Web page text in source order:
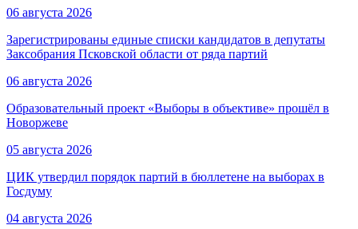
06 августа 2026
Зарегистрированы единые списки кандидатов в депутаты
Заксобрания Псковской области от ряда партий
06 августа 2026
Образовательный проект «Выборы в объективе» прошёл в
Новоржеве
05 августа 2026
ЦИК утвердил порядок партий в бюллетене на выборах в
Госдуму
04 августа 2026